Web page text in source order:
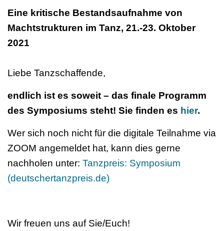
Eine kritische Bestandsaufnahme von
Machtstrukturen im Tanz, 21.-23. Oktober
2021
Liebe Tanzschaffende,
endlich ist es soweit – das finale Programm
des Symposiums steht! Sie finden es hier.
Wer sich noch nicht für die digitale Teilnahme via
ZOOM angemeldet hat, kann dies gerne
nachholen unter: Tanzpreis: Symposium
(deutschertanzpreis.de)
Wir freuen uns auf Sie/Euch!